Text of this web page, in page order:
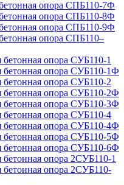
опора СПБ110-7Ф
опора СПБ110-8Ф
опора СПБ110-9Ф
опора СПБ110–
бетонная опора СУБ110-1
бетонная опора СУБ110-1Ф
бетонная опора СУБ110-2
бетонная опора СУБ110-2Ф
бетонная опора СУБ110-3Ф
бетонная опора СУБ110-4
бетонная опора СУБ110-4Ф
бетонная опора СУБ110-5Ф
бетонная опора СУБ110-6Ф
бетонная опора 2СУБ110-1
бетонная опора 2СУБ110-